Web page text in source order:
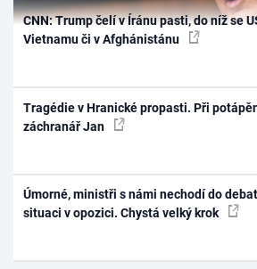
CNN: Trump čelí v Íránu pasti, do níž se
Vietnamu či v Afghánistánu
Tragédie v Hranické propasti. Při
záchranář Jan
Úmorné, ministři s námi nechodí do
situaci v opozici. Chystá velký krok